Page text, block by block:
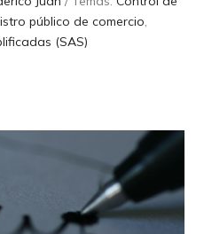
público de comercio,
(SAS)